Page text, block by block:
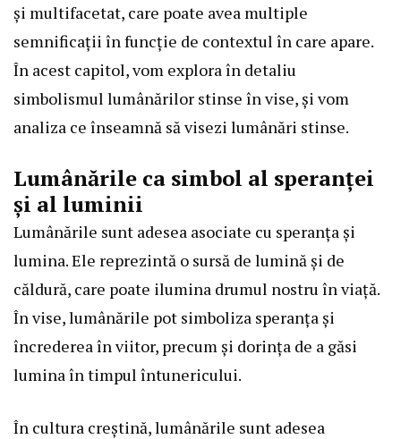
și multifacetat, care poate avea multiple
semnificații în funcție de contextul în care apare.
În acest capitol, vom explora în detaliu
simbolismul lumânărilor stinse în vise, și vom
analiza ce înseamnă să visezi lumânări stinse.
Lumânările ca simbol al speranței
și al luminii
Lumânările sunt adesea asociate cu speranța și
lumina. Ele reprezintă o sursă de lumină și de
căldură, care poate ilumina drumul nostru în viață.
În vise, lumânările pot simboliza speranța și
încrederea în viitor, precum și dorința de a găsi
lumina în timpul întunericului.
În cultura creștină, lumânările sunt adesea